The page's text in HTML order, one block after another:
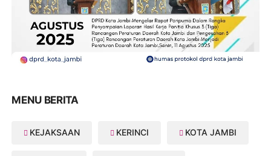
MENU BERITA
KEJAKSAAN KERINCI KOTA JAMBI